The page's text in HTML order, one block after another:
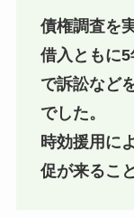
債権調査を
借入ともに
で訴訟など
でした。
時効援用に
促が来るこ